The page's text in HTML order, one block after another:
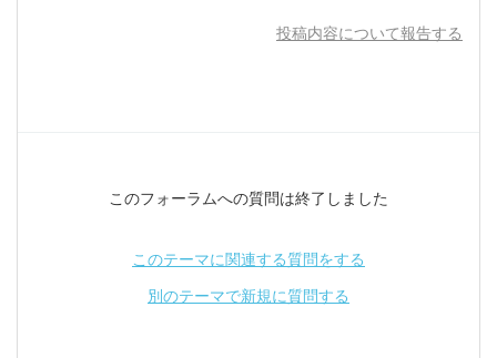
投稿内容について報告する
このフォーラムへの質問は終了しました
このテーマに関連する質問をする
別のテーマで新規に質問する